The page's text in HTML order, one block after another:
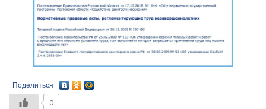
Поделиться
0